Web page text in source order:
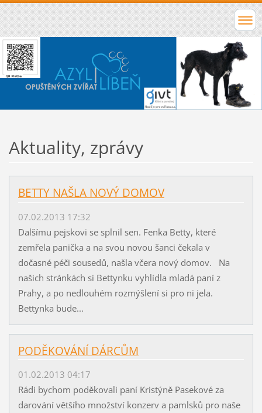
Aktuality, zprávy
BETTY NAŠLA NOVÝ DOMOV
07.02.2013 17:32
Dalšímu pejskovi se splnil sen. Fenka Betty, které
zemřela panička a na svou novou šanci čekala v
dočasné péči sousedů, našla včera nový domov. Na
našich stránkách si Bettynku vyhlídla mladá paní z
Prahy, a po nedlouhém rozmýšlení si pro ni jela.
Bettynka bude...
PODĚKOVÁNÍ DÁRCŮM
01.02.2013 04:17
Rádi bychom poděkovali paní Kristýně Pasekové za
darování většího množství konzerv a pamlsků pro naše